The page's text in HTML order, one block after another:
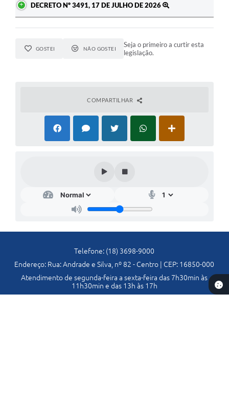
DECRETO Nº 3491, 17 DE JULHO DE 2026
GOSTEI NÃO GOSTEI
Seja o primeiro a curtir esta
legislação.
COMPARTILHAR
Telefone: (18) 3698-9000
Endereço: Rua: Andrade e Silva, nº 82 - Centro | CEP: 16850-000
Atendimento de segunda-feira a sexta-feira das 7h30min às
11h30min e das 13h às 17h